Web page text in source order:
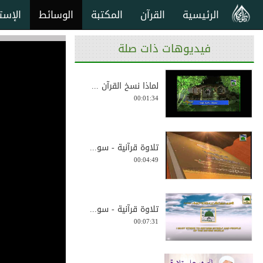
الوسائط المكتبة القرآن الرئيسية
فيديوهات ذات صلة
لماذا نسخ القرآن ...
00:01:34
تلاوة قرآنية - سو...
00:04:49
تلاوة قرآنية - سو...
00:07:31